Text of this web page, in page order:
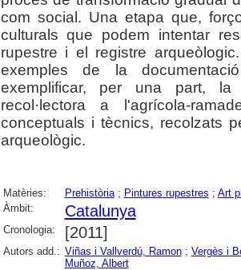
com social. Una etapa que,
culturals que podem intentar
rupestre i el registre
exemples de la
exemplificar, per una part, la
recol·lectora a l'agrícola-
conceptuals i tècnics, recolzats
arqueològic.
Matèries: Prehistòria; Pintures rupestres ; Art
Àmbit:
Catalunya
Cronologia: [2011]
Autors add.: Viñas i Vallverdú, Ramon; Vergès i
Muñoz, Albert